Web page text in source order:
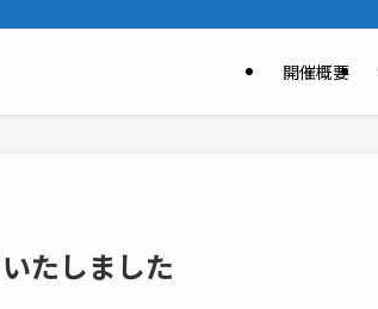
開催概要
たしました